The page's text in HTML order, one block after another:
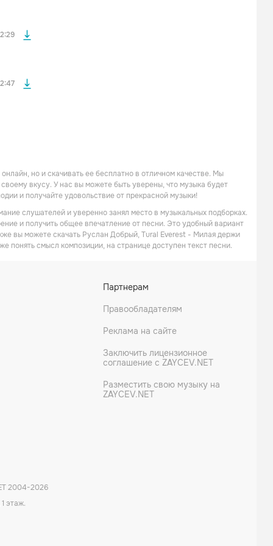
но и скачивать ее бесплатно в отличном качестве. Мы
вкусу. У нас вы можете быть уверены, что музыка будет
и получайте удовольствие от прекрасной музыки!
слушателей и уверенно занял место в музыкальных подборках.
и получить общее впечатление от песни. Это удобный вариант
вы можете скачать Руслан Добрый, Tural Everest - Милая держи
понять смысл композиции, на странице доступен текст песни.
Партнерам
Правообладателям
Реклама на сайте
Заключить лицензионное
соглашение с ZAYCEV.NET
Разместить свою музыку на
ZAYCEV.NET
2004-2026
этаж.